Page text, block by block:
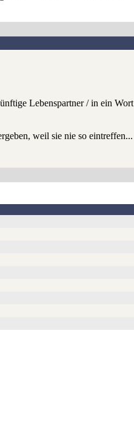
Lebenspartner / in ein
weil sie nie so